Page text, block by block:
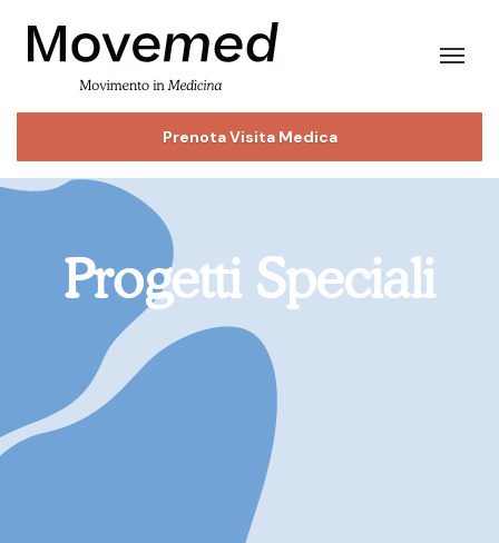
Prenota Visita Medica
Progetti Speciali